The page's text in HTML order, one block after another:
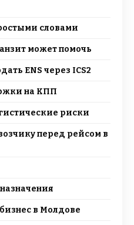
словами
может помочь
ENS через ICS2
на КПП
риски
перед рейсом в
в Молдове